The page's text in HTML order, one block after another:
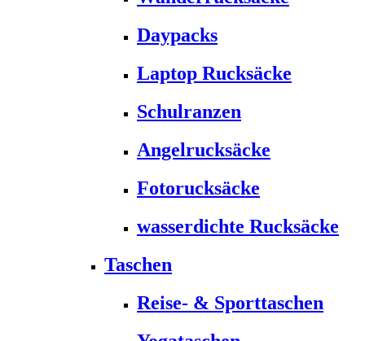
Daypacks
Laptop Rucksäcke
Schulranzen
Angelrucksäcke
Fotorucksäcke
wasserdichte Rucksäcke
Taschen
Reise- & Sporttaschen